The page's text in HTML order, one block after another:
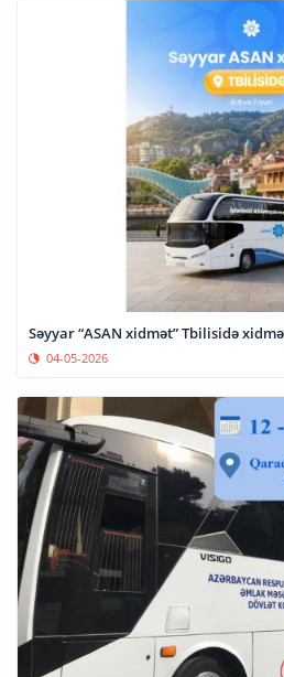
Səyyar “ASAN xidmət” Tbilisidə
04-05-2026